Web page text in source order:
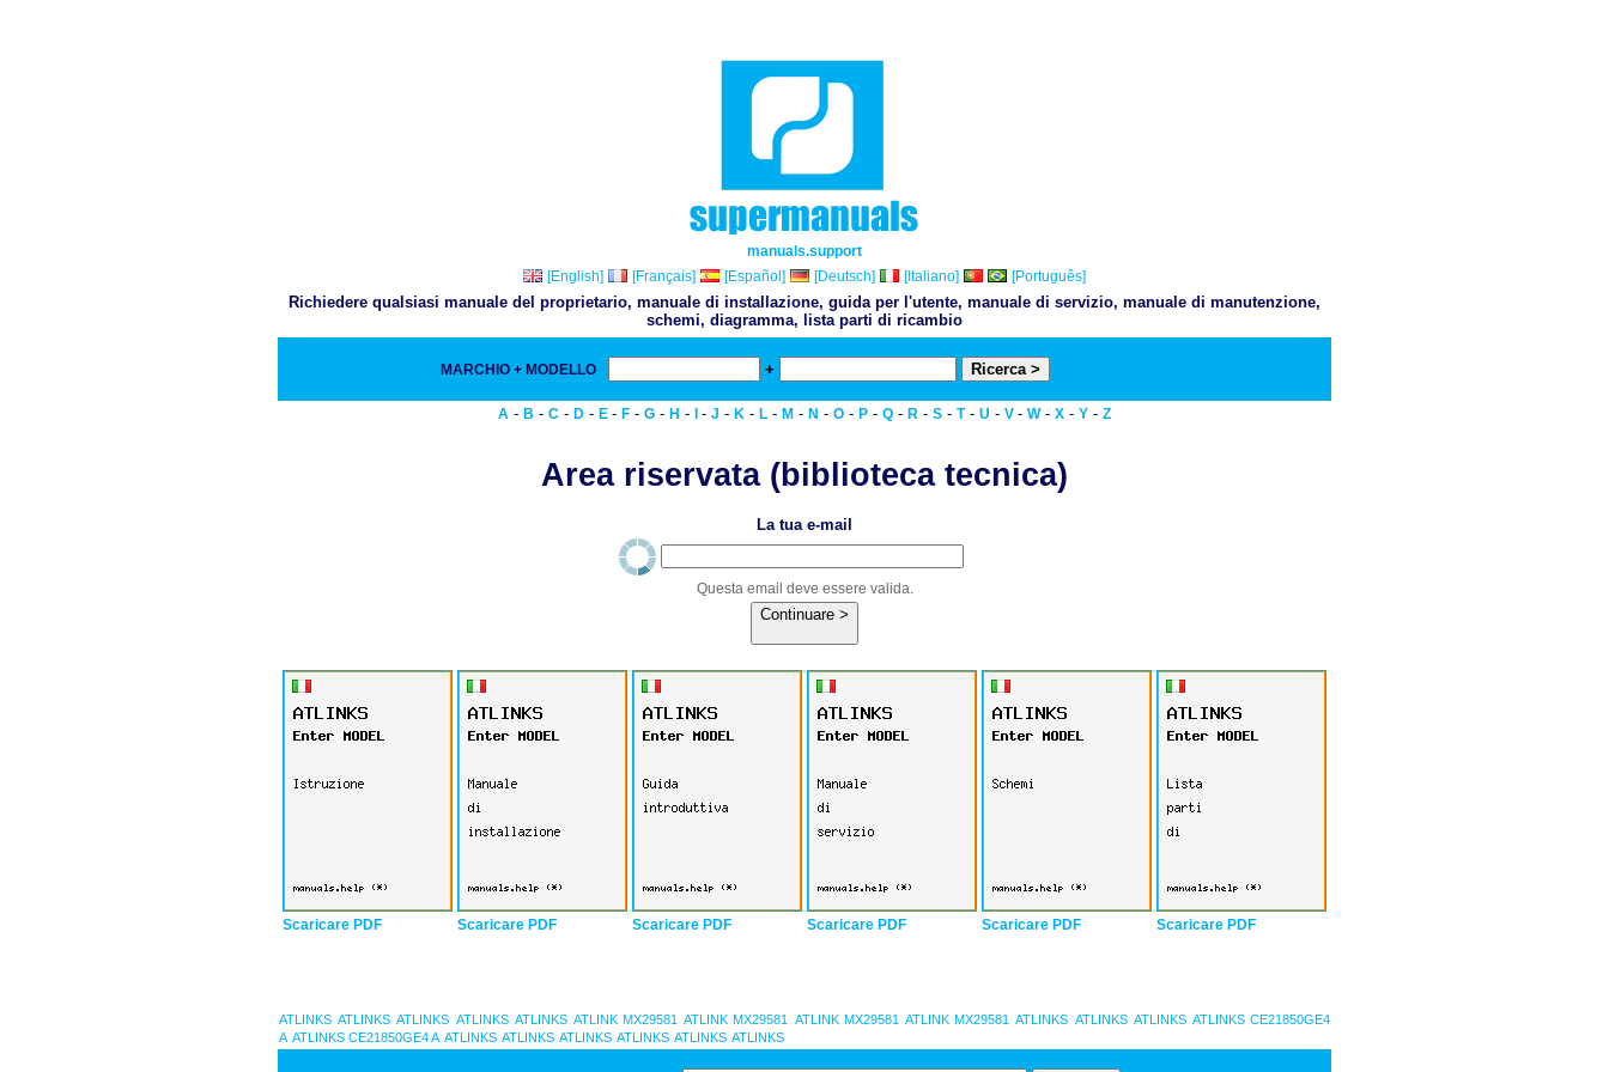
manuals.support
[English]
[Français] [Español] [Deutsch] [Italiano] [Português]
Richiedere qualsiasi manuale del proprietario, manuale di installazione, guida per l'utente, manuale di servizio, manuale di manutenzione,
schemi, diagramma, lista parti di ricambio
MARCHIO + MODELLO +
A - B - C - D - E - F - G - H - - J - K - L - M - N - O - P - Q - R - S - T- U - V - W- X - Y - Z
Area riservata (biblioteca tecnica)
La tua e-mail
Questa email deve essere valida.
Continuare >
Scaricare PDF Scaricare PDF Scaricare PDF Scaricare PDF Scaricare PDF Scaricare PDF
ATLINKS ATLINKS ATLINKS ATLINKS ATLINKS ATLINK MX29581 ATLINK MX29581 ATLINK MX29581 ATLINK MX29581 ATLINKS ATLINKS ATLINKS ATLINKS CE21850GE4
A ATLINKS CE21850GE4 A ATLINKS ATLINKS ATLINKS ATLINKS ATLINKS ATLINKS